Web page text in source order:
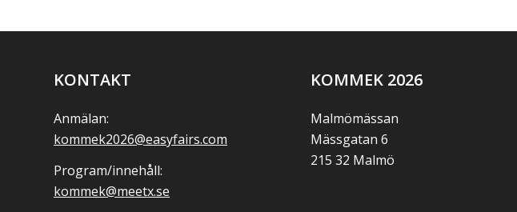
KONTAKT
Anmälan:
kommek2026@easyfairs.com
Program/innehåll:
kommek@meetx.se
KOMMEK 2026
Malmömässan
Mässgatan 6
215 32 Malmö